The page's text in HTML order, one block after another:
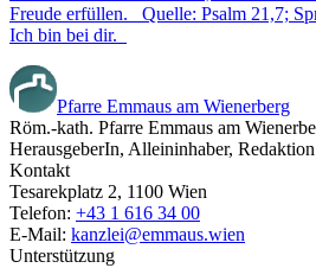
Freude erfüllen. Quelle: Psalm 21,7;
Ich bin bei dir.
Pfarre Emmaus am Wienerberg
Röm.-kath. Pfarre Emmaus am
HerausgeberIn, Alleininhaber, Redaktion
Kontakt
Tesarekplatz 2, 1100 Wien
Telefon: +43 1 616 34 00
E-Mail: kanzlei@emmaus.wien
Unterstützung